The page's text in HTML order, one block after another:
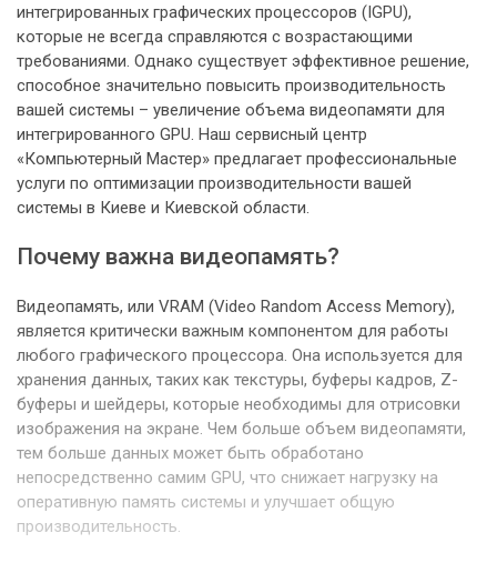
интегрированных графических процессоров (IGPU),
которые не всегда справляются с возрастающими
требованиями. Однако существует эффективное решение,
способное значительно повысить производительность
вашей системы – увеличение объема видеопамяти для
интегрированного GPU. Наш сервисный центр
«Компьютерный Мастер» предлагает профессиональные
услуги по оптимизации производительности вашей
системы в Киеве и Киевской области.
Почему важна видеопамять?
Видеопамять, или VRAM (Video Random Access Memory),
является критически важным компонентом для работы
любого графического процессора. Она используется для
хранения данных, таких как текстуры, буферы кадров, Z-
буферы и шейдеры, которые необходимы для отрисовки
изображения на экране. Чем больше объем видеопамяти,
тем больше данных может быть обработано
непосредственно самим GPU, что снижает нагрузку на
оперативную память системы и улучшает общую
производительность.